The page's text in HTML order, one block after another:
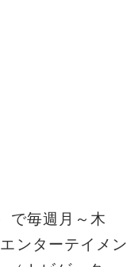
で毎週月～木
ンターテイメン